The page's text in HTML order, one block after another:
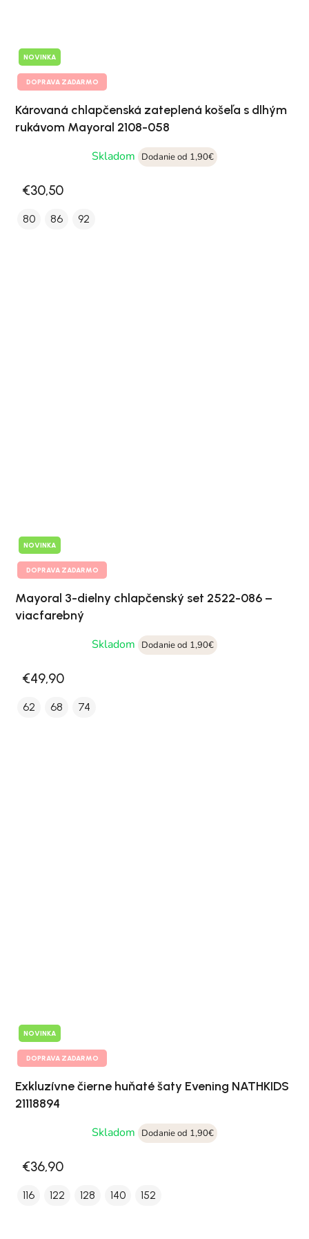
NOVINKA
DOPRAVA ZADARMO
Károvaná chlapčenská zateplená košeľa s dlhým
rukávom Mayoral 2108-058
Skladom
Dodanie od 1,90€
€30,50
80 86 92
NOVINKA
DOPRAVA ZADARMO
Mayoral 3-dielny chlapčenský set 2522-086 –
viacfarebný
Skladom
Dodanie od 1,90€
€49,90
62 68 74
NOVINKA
DOPRAVA ZADARMO
Exkluzívne čierne huňaté šaty Evening NATHKIDS
21118894
Skladom
Dodanie od 1,90€
€36,90
116 122 128 140 152